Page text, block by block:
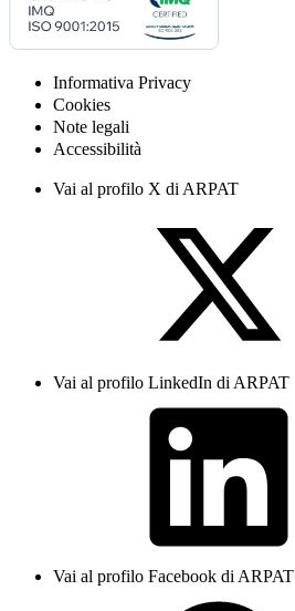
Informativa Privacy
Cookies
Note legali
Accessibilità
Vai al profilo X di ARPAT
Vai al profilo LinkedIn di ARPAT
Vai al profilo Facebook di ARPAT